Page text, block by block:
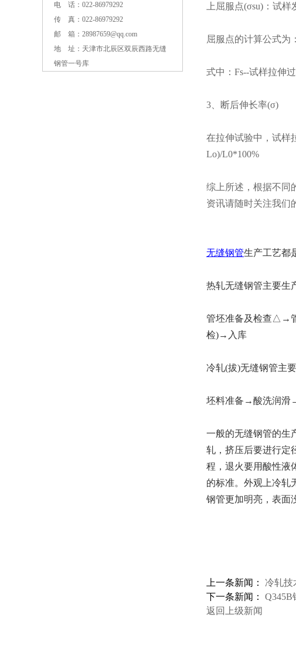
电 话：022-86979292
传 真：022-86979292
邮 箱：28987659@qq.com
地 址：天津市北辰区双辰西路无缝
钢管一号库
上屈服点(σsu)：试
屈服点的计算公式为：
式中：Fs--试样拉伸
3、断后伸长率(σ)
在拉伸试验中，试样
Lo)/L0*100%
综上所述，根据不同
资讯请随时关注我们
无缝钢管生产工艺都
热轧无缝钢管主要生
管坯准备及检查△→
检)→入库
冷轧(拔)无缝钢管主
坯料准备→酸洗润
一般的无缝钢管的生
轧，挤压后要进行定
程，退火要用酸性液
的标准。外观上冷轧
钢管更加明亮，表面
上一条新闻： 冷轧技
下一条新闻： Q345B
返回上级新闻